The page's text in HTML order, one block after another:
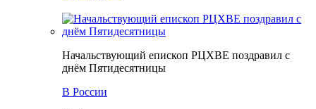
Начальствующий епископ РЦХВЕ поздравил с
днём Пятидесятницы
В России